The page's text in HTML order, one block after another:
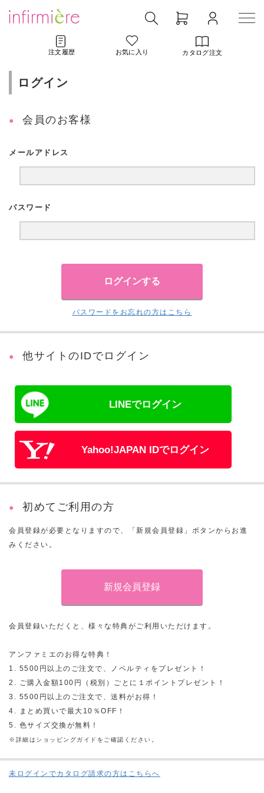
注文履歴 お気に入り カタログ注文
ログイン
会員のお客様
メールアドレス
パスワード
パスワードをお忘れの方はこちら
他サイトのIDでログイン
LINEでログイン
Yahoo!JAPAN IDでログイン
初めてご利用の方
会員登録が必要となりますので、「新規会員登録」ボタンからお進
みください。
会員登録いただくと、様々な特典がご利用いただけます。
アンファミエのお得な特典！
1. 5500円以上のご注文で、ノベルティをプレゼント！
2. ご購入金額100円（税別）ごとに１ポイントプレゼント！
3. 5500円以上のご注文で、送料がお得！
4. まとめ買いで最大10％OFF！
5. 色サイズ交換が無料！
※詳細はショッピングガイドをご確認ください。
未ログインでカタログ請求の方はこちらへ